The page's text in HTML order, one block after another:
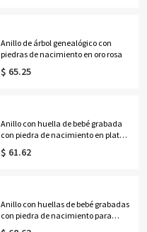
Anillo de árbol genealógico con
piedras de nacimiento en oro rosa
$ 65.25
Anillo con huella de bebé grabada
con piedra de nacimiento en plata
chapada en oro
$ 61.62
Anillo con huellas de bebé grabadas
con piedra de nacimiento para
nueva mamá en plata